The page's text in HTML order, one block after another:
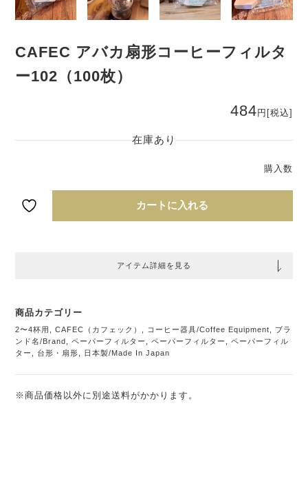
CAFEC アバカ扇形コーヒーフィルタ
ー102（100枚）
484 円 [税込]
在庫あり
ア
ー
カートに入れる
アイテム詳細を見る
商品カテゴリー
2〜4杯用 ,CAFEC（カフェック） コーヒー器具/Coffee Equipment
ブラ
ンド名/Brand
,ペーパーフィルター ,ペーパーフィルター ,ペーパーフィル
ター
台形・扇形 日本製/Made In Japan
※商品価格以外に別途送料がかかります。